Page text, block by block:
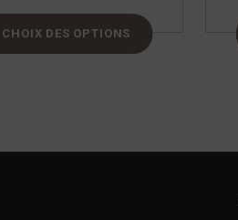
CHOIX DES OPTIONS